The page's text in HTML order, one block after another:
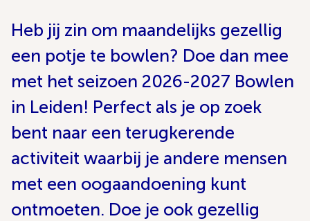
Heb jij zin om maandelijks gezellig
een potje te bowlen? Doe dan mee
met het seizoen 2026-2027 Bowlen
in Leiden! Perfect als je op zoek
bent naar een terugkerende
activiteit waarbij je andere mensen
met een oogaandoening kunt
ontmoeten. Doe je ook gezellig